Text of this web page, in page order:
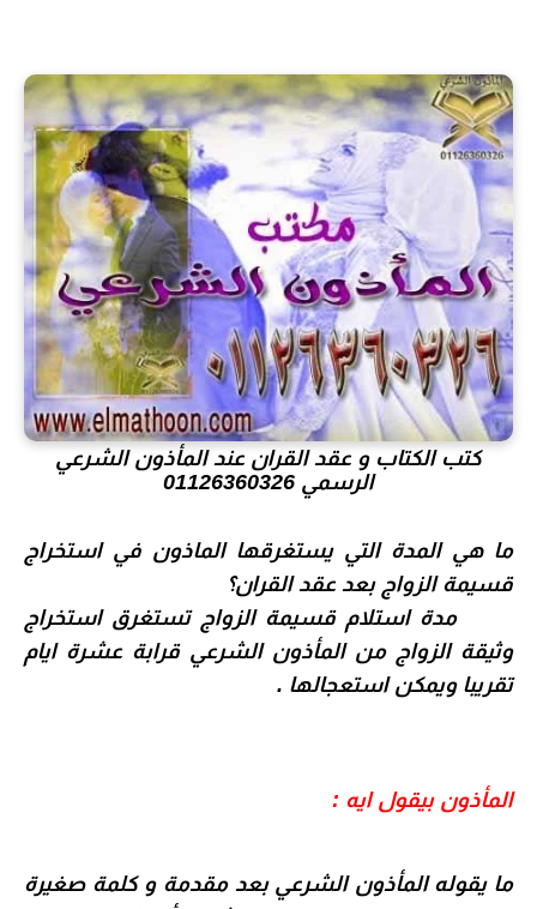
كتب الكتاب و عقد القران عند المأذون الشرعي
الرسمي 01126360326
ما هي المدة التي يستغرقها الماذون في استخراج
قسيمة الزواج بعد عقد القران؟
مدة استلام قسيمة الزواج تستغرق استخراج
وثيقة الزواج من المأذون الشرعي قرابة عشرة ايام
تقريبا ويمكن استعجالها .
المأذون بيقول ايه :
ما يقوله المأذون الشرعي بعد مقدمة و كلمة صغيرة